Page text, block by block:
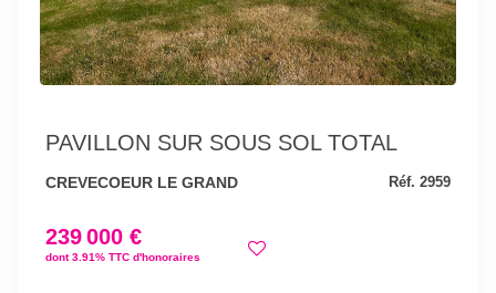
PAVILLON SUR SOUS SOL TOTAL
CREVECOEUR LE GRAND Réf. 2959
239 000 €
dont 3.91% TTC d'honoraires